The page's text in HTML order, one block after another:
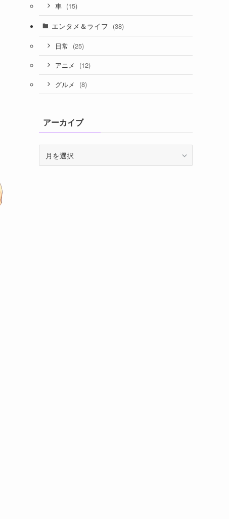
車 (15)
エンタメ＆ライフ (38)
日常 (25)
アニメ (12)
グルメ (8)
アーカイブ